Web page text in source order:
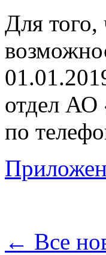
Для
отдел АО
по
← Все